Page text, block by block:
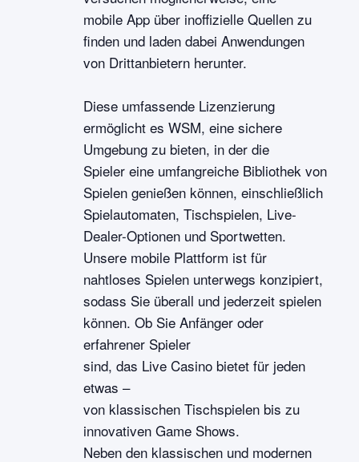
mobile App über inoffizielle Quellen zu
finden und laden dabei Anwendungen
von Drittanbietern herunter.
Diese umfassende Lizenzierung
ermöglicht es WSM, eine sichere
Umgebung zu bieten, in der die
Spieler eine umfangreiche Bibliothek von
Spielen genießen können, einschließlich
Spielautomaten, Tischspielen, Live-
Dealer-Optionen und Sportwetten.
Unsere mobile Plattform ist für
nahtloses Spielen unterwegs konzipiert,
sodass Sie überall und jederzeit spielen
können. Ob Sie Anfänger oder
erfahrener Spieler
sind, das Live Casino bietet für jeden
etwas –
von klassischen Tischspielen bis zu
innovativen Game Shows.
Neben den klassischen und modernen